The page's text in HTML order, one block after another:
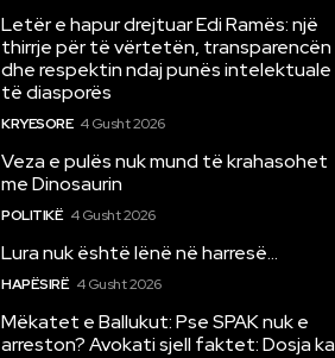
Letër e hapur drejtuar Edi Ramës: një
thirrje për të vërtetën, transparencën
dhe respektin ndaj punës intelektuale
të diasporës
KRYESORE 4 Gusht 2026
Veza e pulës nuk mund të krahasohet
me Dinosaurin
POLITIKË 4 Gusht 2026
Lura nuk është lënë në harresë…
HAPËSIRË 4 Gusht 2026
Mëkatet e Ballukut: Pse SPAK nuk e
arreston? Avokati sjell faktet: Dosja ka